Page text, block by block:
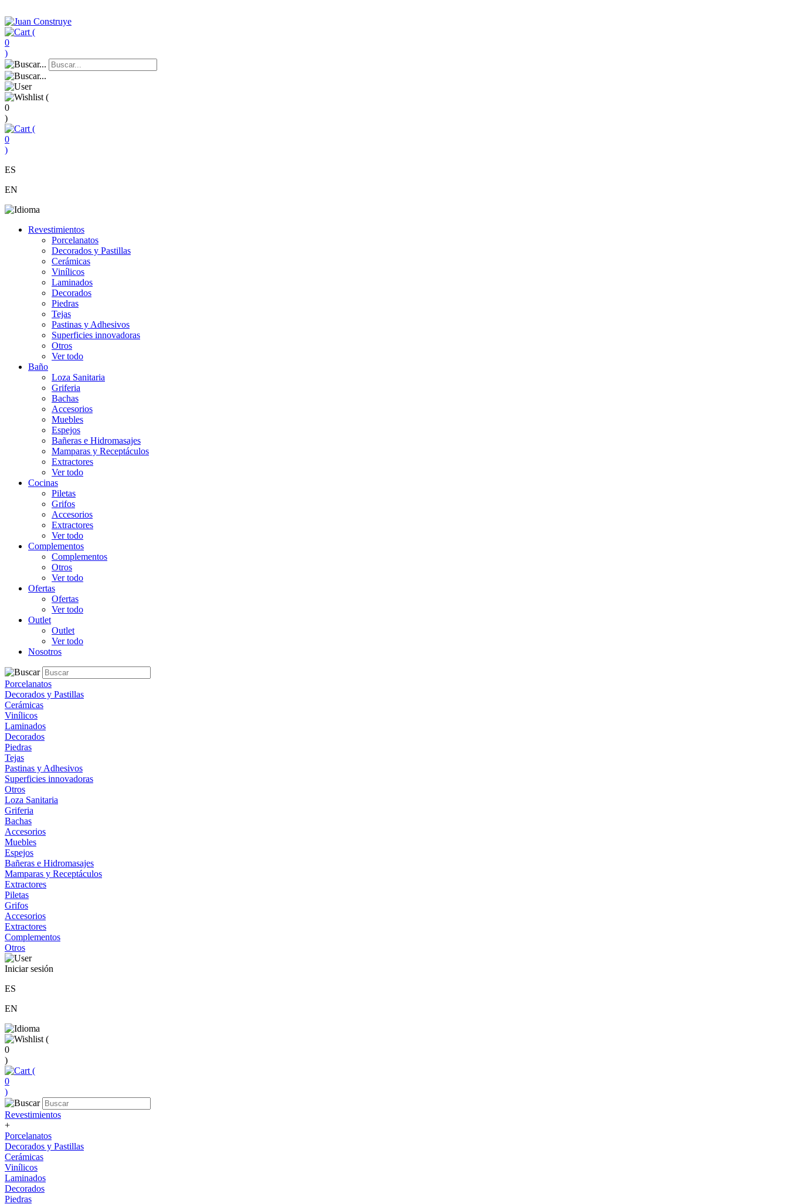
(
0
)
(
0
)
(
0
)
ES
EN
Revestimientos
Porcelanatos
Decorados y Pastillas
Cerámicas
Vinílicos
Laminados
Decorados
Piedras
Tejas
Pastinas y Adhesivos
Superficies innovadoras
Otros
Ver todo
Baño
Loza Sanitaria
Griferia
Bachas
Accesorios
Muebles
Espejos
Bañeras e Hidromasajes
Mamparas y Receptáculos
Extractores
Ver todo
Cocinas
Piletas
Grifos
Accesorios
Extractores
Ver todo
Complementos
Complementos
Otros
Ver todo
Ofertas
Ofertas
Ver todo
Outlet
Outlet
Ver todo
Nosotros
Porcelanatos
Decorados y Pastillas
Cerámicas
Vinílicos
Laminados
Decorados
Piedras
Tejas
Pastinas y Adhesivos
Superficies innovadoras
Otros
Loza Sanitaria
Griferia
Bachas
Accesorios
Muebles
Espejos
Bañeras e Hidromasajes
Mamparas y Receptáculos
Extractores
Piletas
Grifos
Accesorios
Extractores
Complementos
Otros
Iniciar sesión
ES
EN
(
0
)
(
0
)
Revestimientos
+
Porcelanatos
Decorados y Pastillas
Cerámicas
Vinílicos
Laminados
Decorados
Piedras